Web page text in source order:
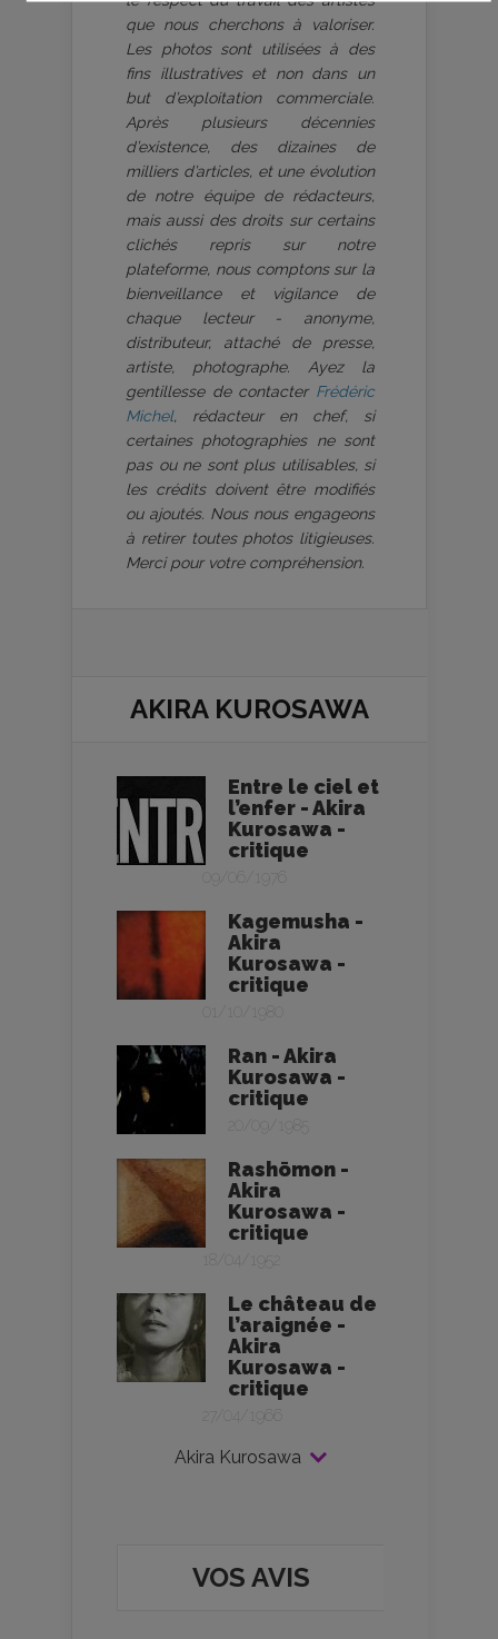
que nous cherchons à valoriser.
Les photos sont utilisées à des
fins illustratives et non dans un
but d’exploitation commerciale.
Après plusieurs décennies
d’existence, des dizaines de
milliers d’articles, et une évolution
de notre équipe de rédacteurs,
mais aussi des droits sur certains
clichés repris sur notre
plateforme, nous comptons sur la
bienveillance et vigilance de
chaque lecteur - anonyme,
distributeur, attaché de presse,
artiste, photographe. Ayez la
gentillesse de contacter Frédéric
Michel, rédacteur en chef, si
certaines photographies ne sont
pas ou ne sont plus utilisables, si
les crédits doivent être modifiés
ou ajoutés. Nous nous engageons
à retirer toutes photos litigieuses.
Merci pour votre compréhension.
AKIRA KUROSAWA
Entre le ciel et
l’enfer - Akira
Kurosawa -
critique
09/06/1976
Kagemusha -
Akira
Kurosawa -
critique
01/10/1980
Ran - Akira
Kurosawa -
critique
20/09/1985
Rashōmon -
Akira
Kurosawa -
critique
18/04/1952
Le château de
l’araignée -
Akira
Kurosawa -
critique
27/04/1966
Akira Kurosawa
VOS AVIS